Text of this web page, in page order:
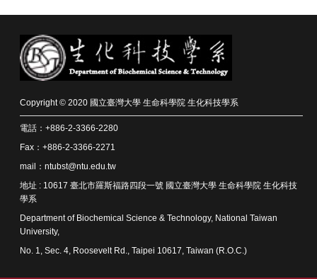
師
高
專
區
大
碩
博
士
班
Copyright © 2020 國立臺灣大學 生命科學院 生化科技學系
電話：+886-2-3366-2280
Fax：+886-2-3366-2271
mail：ntubst@ntu.edu.tw
地址 : 10617 臺北市羅斯福路四段一號 國立臺灣大學 生命科學院 生化科技
學系
Department of Biochemical Science & Technology, National Taiwan
University,
No. 1, Sec. 4, Roosevelt Rd., Taipei 10617, Taiwan (R.O.C.)